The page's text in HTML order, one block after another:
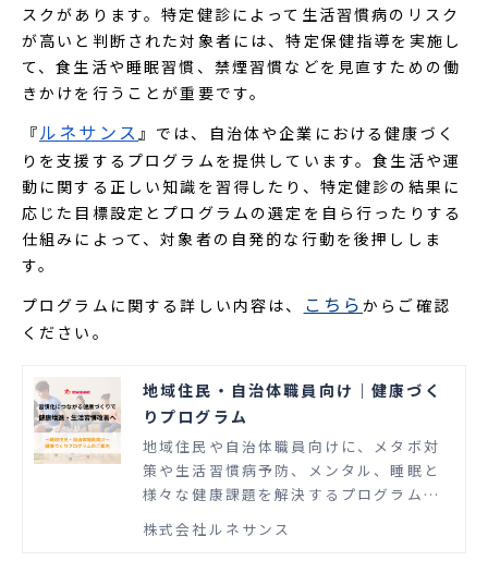
スクがあります。特定健診によって生活習慣病のリスク
が高いと判断された対象者には、特定保健指導を実施し
て、食生活や睡眠習慣、禁煙習慣などを見直すための働
きかけを行うことが重要です。
『ルネサンス 』では、自治体や企業における健康づく
りを支援するプログラムを提供しています。食生活や運
動に関する正しい知識を習得したり、特定健診の結果に
応じた目標設定とプログラムの選定を自ら行ったりする
仕組みによって、対象者の自発的な行動を後押ししま
す。
プログラムに関する詳しい内容は、
こちらからご確認
ください。
地域住民・自治体職員向け｜健康づく
りプログラム
地域住民や自治体職員向けに、メタボ対
策や生活習慣病予防、メンタル、睡眠と
様々な健康課題を解決するプログラムを
株式会社ルネサンス